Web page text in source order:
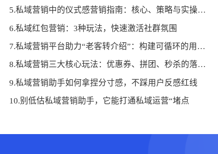
5.私域营销中的仪式感营销指南：核心、策略与实操要点
6.私域红包营销：3种玩法，快速激活社群氛围
7.私域营销平台助力“老客转介绍”：构建可循环的用户裂变体系
8.私域营销三大核心玩法：优惠券、拼团、秒杀的落地技巧
9.私域营销助手如何拿捏分寸感，不踩用户反感红线
10.别低估私域营销助手，它能打通私域运营“堵点